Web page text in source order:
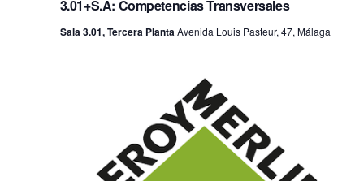
y
3.01+S.A: Competencias Transversales
Sala 3.01, Tercera PlantaAvenida Louis Pasteur, 47, Málaga